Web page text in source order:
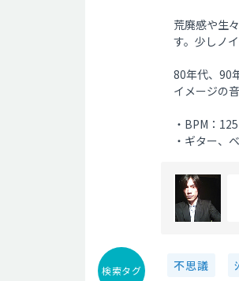
荒廃感や生
す。少しノ
80年代、90
イメージの
・BPM：125
・ギター、
検索タグ 不思議